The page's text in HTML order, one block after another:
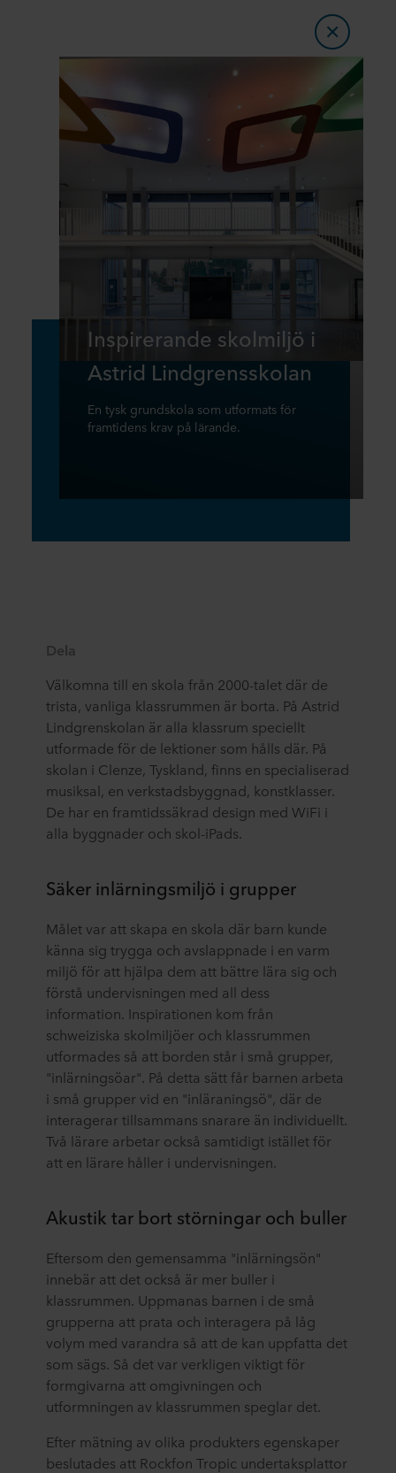
Inspirerande skolmiljö i
Astrid Lindgrensskolan
En tysk grundskola som utformats för
framtidens krav på lärande.
Dela
Välkomna till en skola från 2000-talet där de
trista, vanliga klassrummen är borta. På Astrid
Lindgrenskolan är alla klassrum speciellt
utformade för de lektioner som hålls där. På
skolan i Clenze, Tyskland, finns en specialiserad
musiksal, en verkstadsbyggnad, konstklasser.
De har en framtidssäkrad design med WiFi i
alla byggnader och skol-iPads.
Säker inlärningsmiljö i grupper
Målet var att skapa en skola där barn kunde
känna sig trygga och avslappnade i en varm
miljö för att hjälpa dem att bättre lära sig och
förstå undervisningen med all dess
information. Inspirationen kom från
schweiziska skolmiljöer och klassrummen
utformades så att borden står i små grupper,
"inlärningsöar". På detta sätt får barnen arbeta
i små grupper vid en "inläraningsö", där de
interagerar tillsammans snarare än individuellt.
Två lärare arbetar också samtidigt istället för
att en lärare håller i undervisningen.
Akustik tar bort störningar och buller
Eftersom den gemensamma "inlärningsön"
innebär att det också är mer buller i
klassrummen. Uppmanas barnen i de små
grupperna att prata och interagera på låg
volym med varandra så att de kan uppfatta det
som sägs. Så det var verkligen viktigt för
formgivarna att omgivningen och
utformningen av klassrummen speglar det.
Efter mätning av olika produkters egenskaper
beslutades att Rockfon Tropic undertaksplattor